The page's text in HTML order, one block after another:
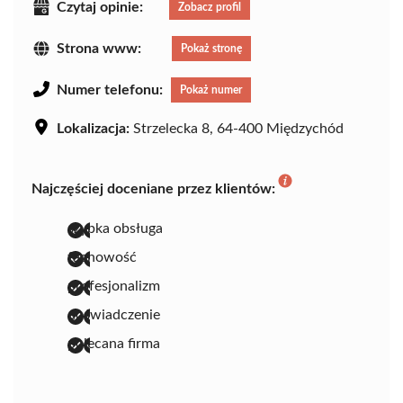
Czytaj opinie: Zobacz profil
Strona www: Pokaż stronę
Numer telefonu: Pokaż numer
Lokalizacja: Strzelecka 8, 64-400 Międzychód
Najczęściej doceniane przez klientów:
szybka obsługa
fachowość
profesjonalizm
doświadczenie
polecana firma